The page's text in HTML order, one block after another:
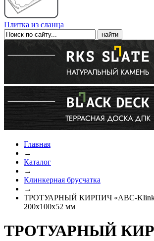
Плитка из сланца
Главная
→
Каталог
→
Клинкерная брусчатка
→
ТРОТУАРНЫЙ КИРПИЧ «ABC-
200х100х52 мм
ТРОТУАРНЫЙ